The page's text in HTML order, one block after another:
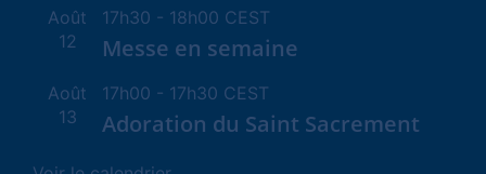
Août
12
17h30 - 18h00 CEST
Messe en semaine
Août
13
17h00 - 17h30 CEST
Adoration du Saint Sacrement